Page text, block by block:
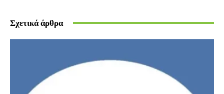
Σχετικά άρθρα